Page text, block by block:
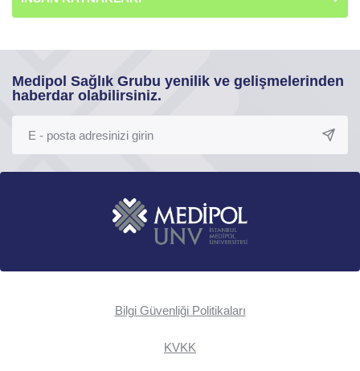
Medipol Sağlık Grubu yenilik ve gelişmelerinden
haberdar olabilirsiniz.
Bilgi Güvenliği Politikaları
KVKK